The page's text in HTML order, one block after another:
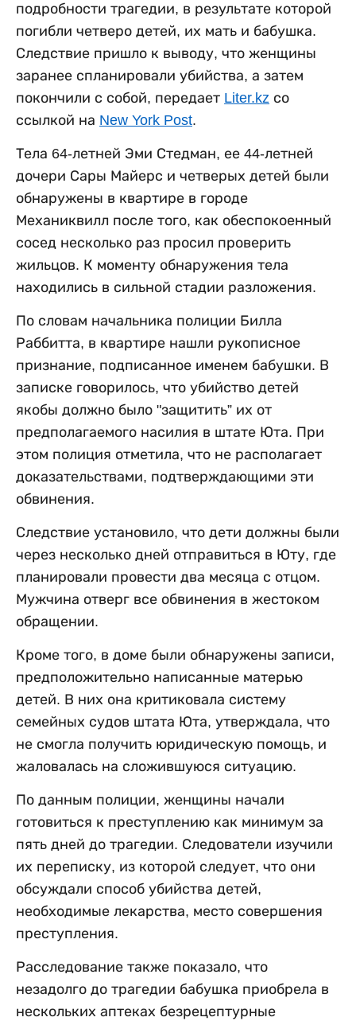
подробности трагедии, в результате которой
погибли четверо детей, их мать и бабушка.
Следствие пришло к выводу, что женщины
заранее спланировали убийства, а затем
покончили с собой, передает Liter.kz со
ссылкой на New York Post.
Тела 64-летней Эми Стедман, ее 44-летней
дочери Сары Майерс и четверых детей были
обнаружены в квартире в городе
Механиквилл после того, как обеспокоенный
сосед несколько раз просил проверить
жильцов. К моменту обнаружения тела
находились в сильной стадии разложения.
По словам начальника полиции Билла
Раббитта, в квартире нашли рукописное
признание, подписанное именем бабушки. В
записке говорилось, что убийство детей
якобы должно было "защитить” их от
предполагаемого насилия в штате Юта. При
этом полиция отметила, что не располагает
доказательствами, подтверждающими эти
обвинения.
Следствие установило, что дети должны были
через несколько дней отправиться в Юту, где
планировали провести два месяца с отцом.
Мужчина отверг все обвинения в жестоком
обращении.
Кроме того, в доме были обнаружены записи,
предположительно написанные матерью
детей. В них она критиковала систему
семейных судов штата Юта, утверждала, что
не смогла получить юридическую помощь, и
жаловалась на сложившуюся ситуацию.
По данным полиции, женщины начали
готовиться к преступлению как минимум за
пять дней до трагедии. Следователи изучили
их переписку, из которой следует, что они
обсуждали способ убийства детей,
необходимые лекарства, место совершения
преступления.
Расследование также показало, что
незадолго до трагедии бабушка приобрела в
нескольких аптеках безрецептурные